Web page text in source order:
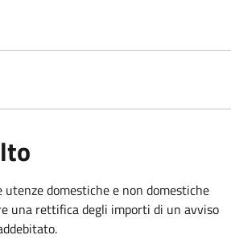
domestiche e non domestiche
una rettifica degli importi di un avviso